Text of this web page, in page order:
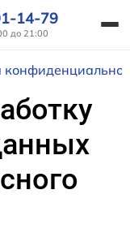
14-79
до 21:00